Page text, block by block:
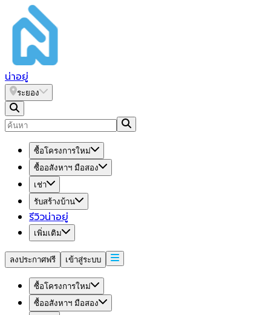
น่าอยู่
ระยอง
ซื้อโครงการใหม่
ซื้ออสังหาฯ มือสอง
เช่า
รับสร้างบ้าน
รีวิวน่าอยู่
เพิ่มเติม
ลงประกาศฟรี เข้าสู่ระบบ
ซื้อโครงการใหม่
ซื้ออสังหาฯ มือสอง